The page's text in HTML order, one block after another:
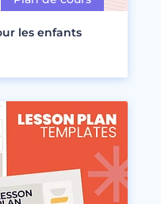
les enfants